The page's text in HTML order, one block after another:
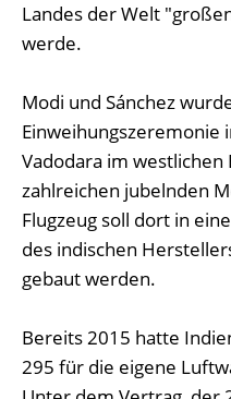
Landes der Welt
werde.
Modi und Sánchez
Einweihungszeremonie
Vadodara im westlichen
zahlreichen jubelnden
Flugzeug soll dort in
des indischen
gebaut werden.
Bereits 2015 hatte
295 für die eigene